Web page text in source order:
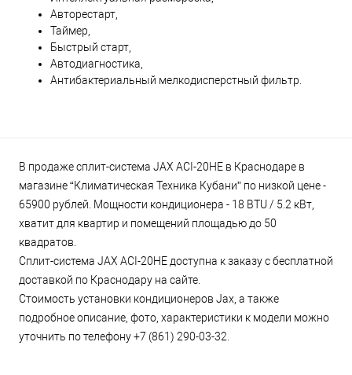
Авторестарт,
Таймер,
Быстрый старт,
Автодиагностика,
Антибактериальный мелкодисперстный фильтр.
В продаже сплит-система JAX ACI-20HE в Краснодаре в
магазине “Климатическая Техника Кубани” по низкой цене -
65900 рублей. Мощности кондиционера - 18 BTU / 5.2 кВт,
хватит для квартир и помещений площадью до 50
квадратов.
Сплит-система JAX ACI-20HE доступна к заказу с бесплатной
доставкой по Краснодару на сайте.
Стоимость установки кондиционеров Jax, а также
подробное описание, фото, характеристики к модели можно
уточнить по телефону +7 (861) 290-03-32.